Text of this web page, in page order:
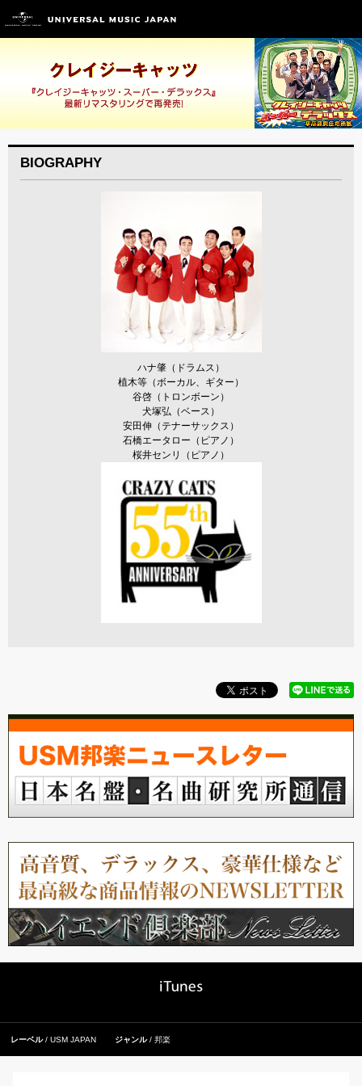
BIOGRAPHY
ハナ肇（ドラムス）
植木等（ボーカル、ギター）
谷啓（トロンボーン）
犬塚弘（ベース）
安田伸（テナーサックス）
石橋エータロー（ピアノ）
桜井センリ（ピアノ）
レーベル USM JAPAN ジャンル 邦楽